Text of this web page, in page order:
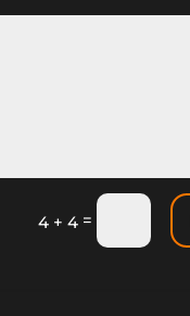
4 + 4=